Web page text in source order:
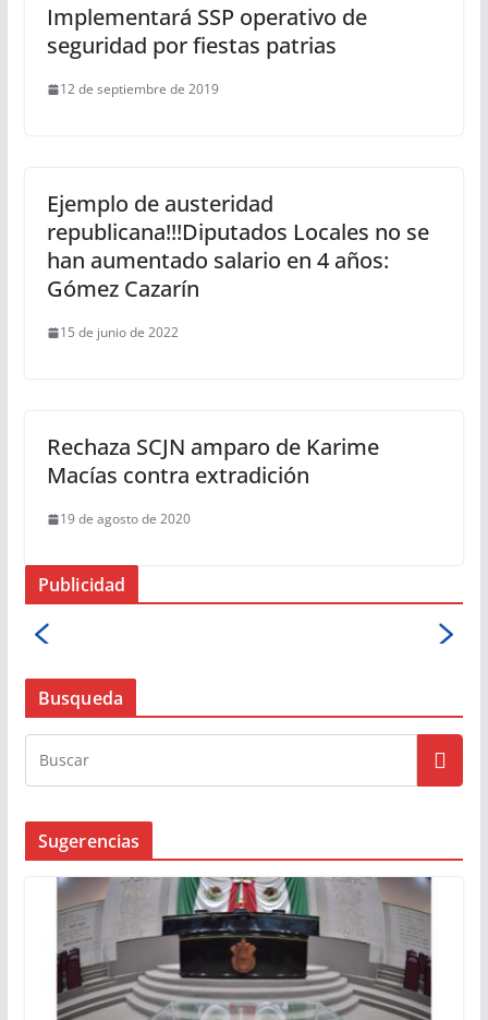
Implementará SSP operativo de
seguridad por fiestas patrias
12 de septiembre de 2019
Ejemplo de austeridad
republicana!!!Diputados Locales no se
han aumentado salario en 4 años:
Gómez Cazarín
15 de junio de 2022
Rechaza SCJN amparo de Karime
Macías contra extradición
19 de agosto de 2020
Publicidad
Busqueda
Sugerencias